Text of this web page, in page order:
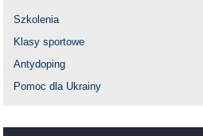
Szkolenia
Klasy sportowe
Antydoping
Pomoc dla Ukrainy